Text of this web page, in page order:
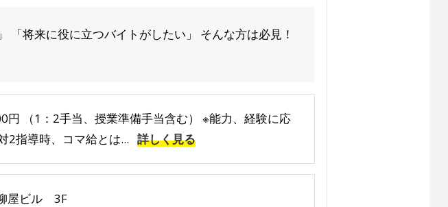
「将来に役に立つバイトがしたい」 そんな方は必見！
（1：2手当、授業準備手当含む） ※能力、経験に応
2指導時、コマ給とは... 詳しく見る
屋ビル 3F